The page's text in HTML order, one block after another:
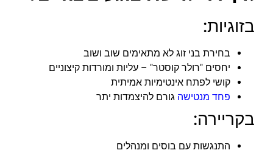
בזוגיות:
בחירת בני זוג לא מתאימים שוב ושוב
יחסים "רולר קוסטר" – עליות ומורדות קיצוניים
קושי לפתח אינטימיות אמיתית
פחד מנטישה גורם להיצמדות יתר
בקריירה:
התנגשות עם בוסים ומנהלים